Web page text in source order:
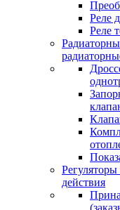
Реле
Реле
действия